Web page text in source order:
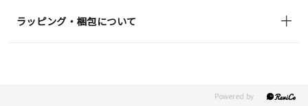
ラッピング・梱包について